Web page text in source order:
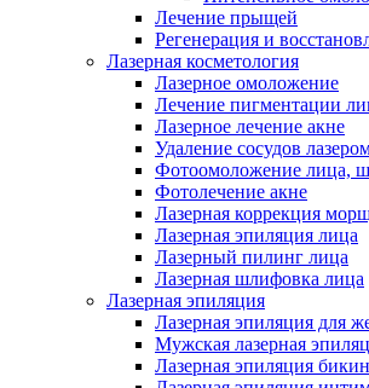
Лечение прыщей
Регенерация и
Лазерная косметология
Лазерное омоложение
Лечение пигментации
Лазерное лечение акне
Удаление сосудов
Фотоомоложение лица,
Фотолечение акне
Лазерная коррекция
Лазерная эпиляция лица
Лазерный пилинг лица
Лазерная шлифовка лица
Лазерная эпиляция
Лазерная эпиляция для
Мужская лазерная
Лазерная эпиляция